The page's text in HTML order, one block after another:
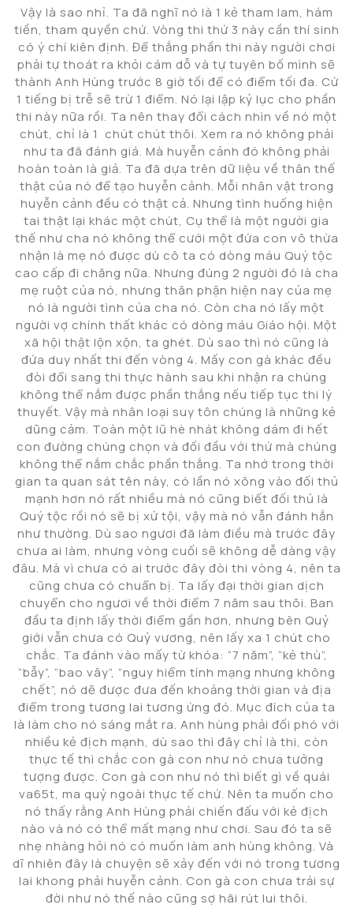
Vậy là sao nhỉ. Ta đã nghĩ nó là 1 kẻ tham lam, hám
tiền, tham quyền chứ. Vòng thi thứ 3 này cần thí sinh
có ý chí kiên định. Để thắng phần thi này người chơi
phải tự thoát ra khỏi cám dỗ và tự tuyên bố mình sẽ
thành Anh Hùng trước 8 giờ tối để có điểm tối đa. Cứ
1 tiếng bị trễ sẽ trừ 1 điểm. Nó lại lập kỷ lục cho phần
thi này nữa rồi. Ta nên thay đổi cách nhìn về nó một
chút, chỉ là 1 chút chút thôi. Xem ra nó không phải
như ta đã đánh giá. Mà huyễn cảnh đó không phải
hoàn toàn là giả. Ta đã dựa trên dữ liệu về thân thế
thật của nó để tạo huyễn cảnh. Mỗi nhân vật trong
huyễn cảnh đều có thật cả. Nhưng tình huống hiện
tai thật lại khác một chút, Cụ thể là một người gia
thế như cha nó không thể cưới một đứa con vô thừa
nhận là mẹ nó được dù cô ta có dòng máu Quý tộc
cao cấp đi chăng nữa. Nhưng đúng 2 người đó là cha
mẹ ruột của nó, nhưng thân phận hiện nay của mẹ
nó là người tình của cha nó. Còn cha nó lấy một
người vợ chính thất khác có dòng máu Giáo hội. Một
xã hội thật lộn xộn, ta ghét. Dù sao thì nó cũng là
đứa duy nhất thi đến vòng 4. Mấy con gà khác đều
đòi đổi sang thi thực hành sau khi nhận ra chúng
không thể nắm được phần thắng nếu tiếp tục thi lý
thuyết. Vậy mà nhân loại suy tôn chúng là những kẻ
dũng cảm. Toàn một lũ hè nhát không dám đi hết
con đường chúng chọn và đối đầu với thứ mà chúng
không thể nắm chắc phần thắng. Ta nhớ trong thời
gian ta quan sát tên này, có lần nó xông vào đối thủ
mạnh hơn nó rất nhiều mà nó cũng biết đối thủ là
Quý tộc rồi nó sẽ bị xử tội, vậy mà nó vẫn đánh hắn
như thường. Dù sao ngươi đã làm điều mà trước đây
chưa ai làm, nhưng vòng cuối sẽ không dễ dàng vậy
đâu. Mà vì chưa có ai trước đây đòi thi vòng 4, nên ta
cũng chưa có chuẩn bị. Ta lấy đại thời gian dịch
chuyển cho ngươi về thời điểm 7 năm sau thôi. Ban
đầu ta định lấy thời điểm gần hơn, nhưng bên Quỷ
giới vẫn chưa có Quỷ vương, nên lấy xa 1 chút cho
chắc. Ta đánh vào mấy từ khóa: “7 năm”, “kẻ thù”,
“bẫy”, “bao vây”, “nguy hiểm tính mạng nhưng không
chết”, nó dẽ được đưa đến khoảng thời gian và địa
điểm trong tương lai tương ứng đó. Mục đích của ta
là làm cho nó sáng mắt ra. Anh hùng phải đối phó với
nhiều kẻ địch mạnh, dù sao thì đây chỉ là thi, còn
thực tế thì chắc con gà con như nó chưa tưởng
tượng được. Con gà con như nó thì biết gì về quái
va65t, ma quỷ ngoài thực tế chứ. Nên ta muốn cho
nó thấy rằng Anh Hùng phải chiến đấu với kẻ địch
nào và nó có thể mất mạng như chơi. Sau đó ta sẽ
nhẹ nhàng hỏi nó có muốn làm anh hùng không. Và
dĩ nhiên đây là chuyện sẽ xảy đến với nó trong tương
lai khong phải huyễn cảnh. Con gà con chưa trải sự
đời như nó thế nào cũng sợ hãi rút lui thôi.